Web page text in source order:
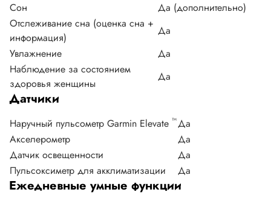
Сон
Да (дополнительно)
Отслеживание сна (оценка сна +
информация)
Да
Увлажнение
Да
Наблюдение за состоянием
здоровья женщины
Да
Датчики
Наручный пульсометр Garmin Elevate ™Да
Акселерометр
Да
Датчик освещенности
Да
Пульсоксиметр для акклиматизации
Да
Ежедневные умные функции